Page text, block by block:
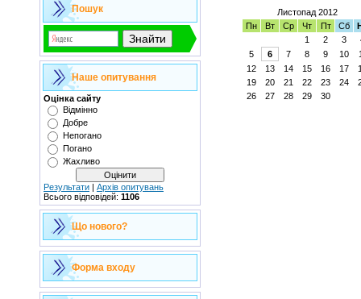
Пошук
Наше опитування
Оцінка сайту
Відмінно
Добре
Непогано
Погано
Жахливо
Результати | Архів опитувань
Всього відповідей: 1106
Що нового?
Форма входу
Листопад 2012
Пн
Вт Ср Чт Пт Сб
1
2 3
5
6 7 8 9 10
12
13 14 15 16 17
19
20 21 22 23 24
26
27 28 29 30